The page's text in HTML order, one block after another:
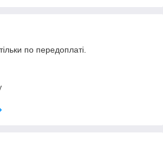
по передоплаті.